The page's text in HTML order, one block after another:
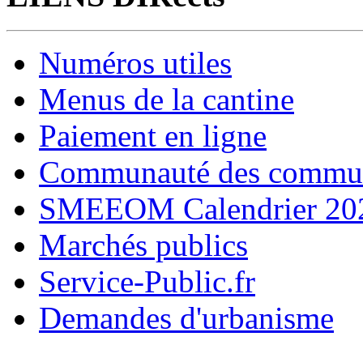
Numéros utiles
Menus de la cantine
Paiement en ligne
Communauté des
SMEEOM Calendrier
Marchés publics
Service-Public.fr
Demandes d'urbanisme